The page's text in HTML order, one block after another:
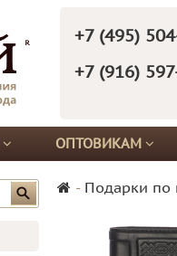
+7 (495)
+7 (916)
ОПТОВИКАМ
- Подарки по